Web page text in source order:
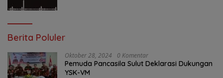
Berita Poluler
Oktober 28, 2024 0 Komentar
Pemuda Pancasila Sulut Deklarasi Dukungan
YSK-VM